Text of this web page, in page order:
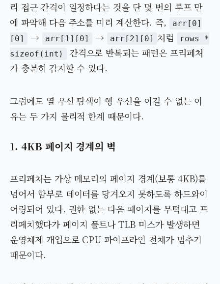
리 접근 간격이 일정하다는 것을 단 몇 번의 루프 만
에 파악해 다음 주소를 미리 계산한다. 즉,
arr[0]
[0]
→ arr[1][0] → arr[2][0] 처럼
rows *
sizeof(int)
간격으로 반복되는 패턴은 프리페처
가 충분히 감지할 수 있다.
그럼에도 열 우선 탐색이 행 우선을 이길 수 없는 이
유는 두 가지 물리적 한계 때문이다.
1. 4KB 페이지 경계의 벽
프리페처는 가상 메모리의 페이지 경계(보통 4KB)를
넘어서 함부로 데이터를 당겨오지 못하도록 하드와이
어링되어 있다. 권한 없는 다음 페이지를 무턱대고 프
리페치했다가 페이지 폴트나 TLB 미스가 발생하면
운영체제 개입으로 CPU 파이프라인 전체가 멈추기
때문이다.